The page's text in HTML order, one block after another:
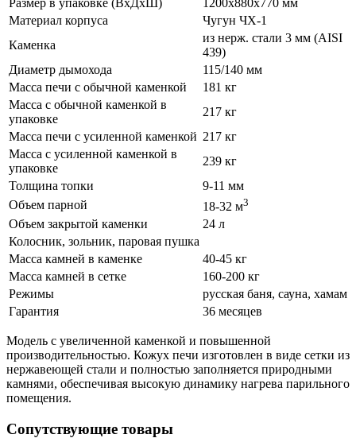
Материал корпуса
Чугун ЧХ-1
Каменка
из нерж. стали 3 мм (AISI
439)
Диаметр дымохода
115/140 мм
Масса печи с обычной каменкой
181 кг
Масса с обычной каменкой в
упаковке
217 кг
Масса печи с усиленной каменкой 217 кг
Масса с усиленной каменкой в
упаковке
239 кг
Толщина топки
9-11 мм
Объем парной
18-32 м3
Объем закрытой каменки
24 л
Колосник, зольник, паровая пушка
Масса камней в каменке
40-45 кг
Масса камней в сетке
160-200 кг
Режимы
русская баня, сауна, хамам
Гарантия
36 месяцев
Модель с увеличенной каменкой и повышенной
производительностью. Кожух печи изготовлен в виде сетки из
нержавеющей стали и полностью заполняется природными
камнями, обеспечивая высокую динамику нагрева парильного
помещения.
Сопутствующие товары